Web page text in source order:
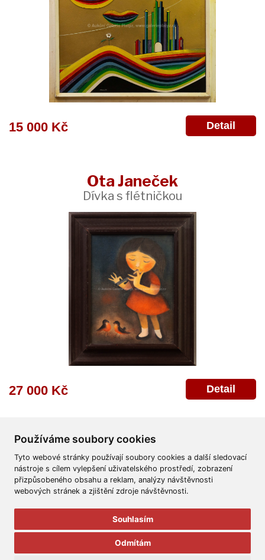
Používáme soubory cookies
Tyto webové stránky používají soubory cookies a další sledovací
nástroje s cílem vylepšení uživatelského prostředí, zobrazení
přizpůsobeného obsahu a reklam, analýzy návštěvnosti
webových stránek a zjištění zdroje návštěvnosti.
Souhlasím
Odmítám
15 000 Kč Detail
Ota Janeček
Dívka s flétničkou
27 000 Kč Detail
Všeobecné obchodní podmínky Reklamační řád
Ochrana osobních údajů
Aukční Galerie Platýz
Všechna práva vyhrazena.